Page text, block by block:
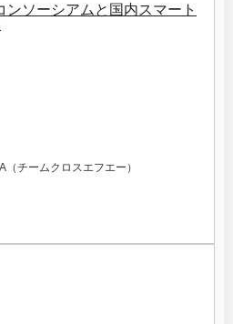
ソーシアムと国内スマート
チームクロスエフエー）